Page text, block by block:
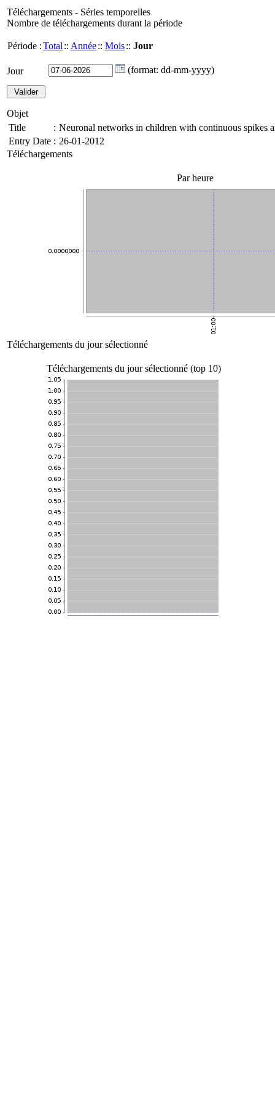
Téléchargements - Séries temporelles
Nombre de téléchargements durant la période
Période :Total :: Année:: Mois:: Jour
Jour (format: dd-mm-yyyy)
Objet
Title
: Neuronal networks in children with continuous spikes
Entry Date : 26-01-2012
Téléchargements
Par heure
Téléchargements du jour sélectionné
Téléchargements du jour sélectionné (top 10)